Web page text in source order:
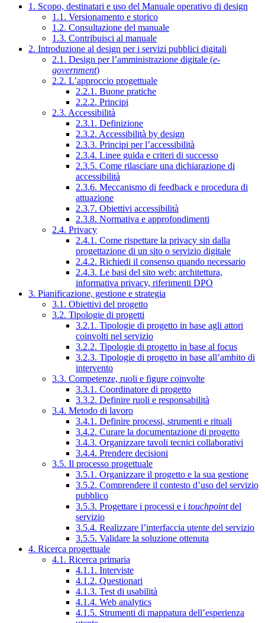
1. Scopo, destinatari e uso del Manuale operativo di design
1.1. Versionamento e storico
1.2. Consultazione del manuale
1.3. Contribuisci al manuale
2. Introduzione al design per i servizi pubblici digitali
2.1. Design per l’amministrazione digitale (e-
government)
2.2. L’approccio progettuale
2.2.1. Buone pratiche
2.2.2. Principi
2.3. Accessibilità
2.3.1. Definizione
2.3.2. Accessibilità by design
2.3.3. Principi per l’accessibilità
2.3.4. Linee guida e criteri di successo
2.3.5. Come rilasciare una dichiarazione di
accessibilità
2.3.6. Meccanismo di feedback e procedura di
attuazione
2.3.7. Obiettivi accessibilità
2.3.8. Normativa e approfondimenti
2.4. Privacy
2.4.1. Come rispettare la privacy sin dalla
progettazione di un sito o servizio digitale
2.4.2. Richiedi il consenso quando necessario
2.4.3. Le basi del sito web: architettura,
informativa privacy, riferimenti DPO
3. Pianificazione, gestione e strategia
3.1. Obiettivi del progetto
3.2. Tipologie di progetti
3.2.1. Tipologie di progetto in base agli attori
coinvolti nel servizio
3.2.2. Tipologie di progetto in base al focus
3.2.3. Tipologie di progetto in base all’ambito di
intervento
3.3. Competenze, ruoli e figure coinvolte
3.3.1. Coordinatore di progetto
3.3.2. Definire ruoli e responsabilità
3.4. Metodo di lavoro
3.4.1. Definire processi, strumenti e rituali
3.4.2. Curare la documentazione di progetto
3.4.3. Organizzare tavoli tecnici collaborativi
3.4.4. Prendere decisioni
3.5. Il processo progettuale
3.5.1. Organizzare il progetto e la sua gestione
3.5.2. Comprendere il contesto d’uso del servizio
pubblico
3.5.3. Progettare i processi e i touchpointdel
servizio
3.5.4. Realizzare l’interfaccia utente del servizio
3.5.5. Validare la soluzione ottenuta
4. Ricerca progettuale
4.1. Ricerca primaria
4.1.1. Interviste
4.1.2. Questionari
4.1.3. Test di usabilità
4.1.4. Web analytics
4.1.5. Strumenti di mappatura dell’esperienza